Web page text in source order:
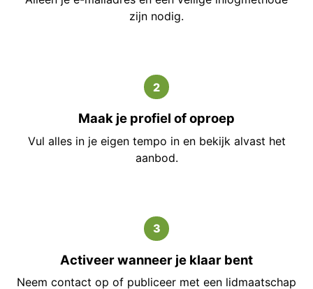
zijn nodig.
2
Maak je profiel of oproep
Vul alles in je eigen tempo in en bekijk alvast het
aanbod.
3
Activeer wanneer je klaar bent
Neem contact op of publiceer met een lidmaatschap